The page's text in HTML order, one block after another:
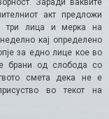
Заради ваквите
акт предложи
три лица и мерка на
кај определено
за едно лице кое во
брани од слобода со
смета дека не е
во текот на